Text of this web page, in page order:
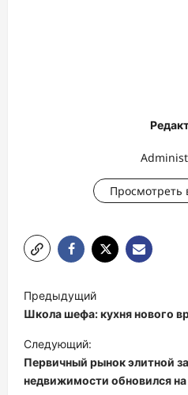
Просмотреть
а
в
и
г
Предыдущий
Школа шефа: кухня нового
Следующий:
Первичный рынок элитной
недвижимости обновился на